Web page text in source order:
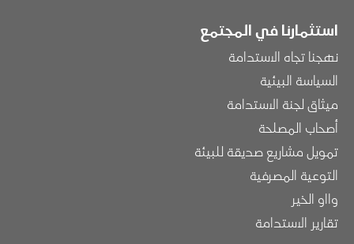
استثمارنا في المجتمع
نهجنا تجاه الاستدامة
السياسة البيئية
ميثاق لجنة الاستدامة
أصحاب المصلحة
تمويل مشاريع صديقة للبيئة
التوعية المصرفية
وااو الخير
تقارير الاستدامة